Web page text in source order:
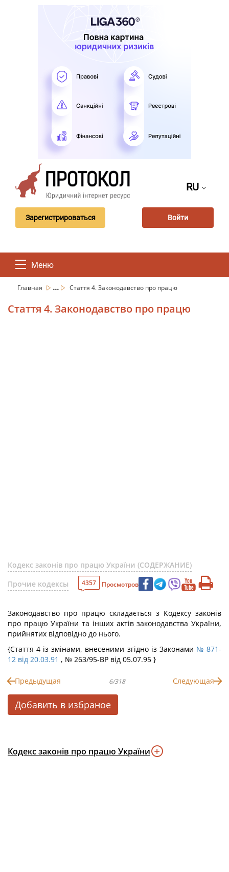
RU
Зарегистрироваться Войти
Меню
Главная ... Стаття 4. Законодавство про працю
Стаття 4. Законодавство про працю
Кодекс законів про працю України (СОДЕРЖАНИЕ)
Прочие кодексы
4357 Просмотров
Законодавство про працю складається з Кодексу законів
про працю України та інших актів законодавства України,
прийнятих відповідно до нього.
{Стаття 4 із змінами, внесеними згідно із Законами № 871-
12 від 20.03.91 , № 263/95-ВР від 05.07.95 }
Предыдущая 6/318 Следующая
Добавить в избраное
Кодекс законів про працю України